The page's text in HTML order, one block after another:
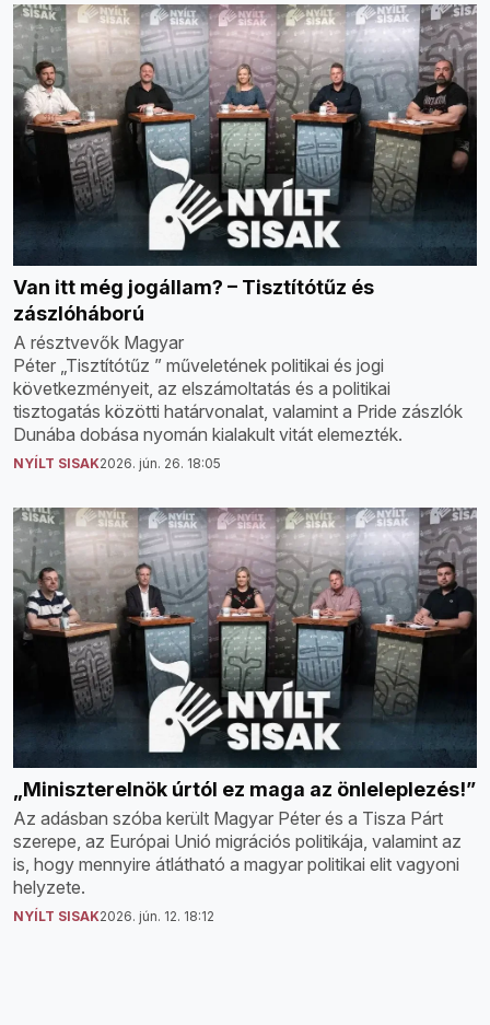
Van itt még jogállam? – Tisztítótűz és
zászlóháború
A résztvevők Magyar
Péter „Tisztítótűz ” műveletének politikai és jogi
következményeit, az elszámoltatás és a politikai
tisztogatás közötti határvonalat, valamint a Pride zászlók
Dunába dobása nyomán kialakult vitát elemezték.
NYÍLT SISAK2026. jún. 26. 18:05
„Miniszterelnök úrtól ez maga az önleleplezés!”
Az adásban szóba került Magyar Péter és a Tisza Párt
szerepe, az Európai Unió migrációs politikája, valamint az
is, hogy mennyire átlátható a magyar politikai elit vagyoni
helyzete.
NYÍLT SISAK2026. jún. 12. 18:12